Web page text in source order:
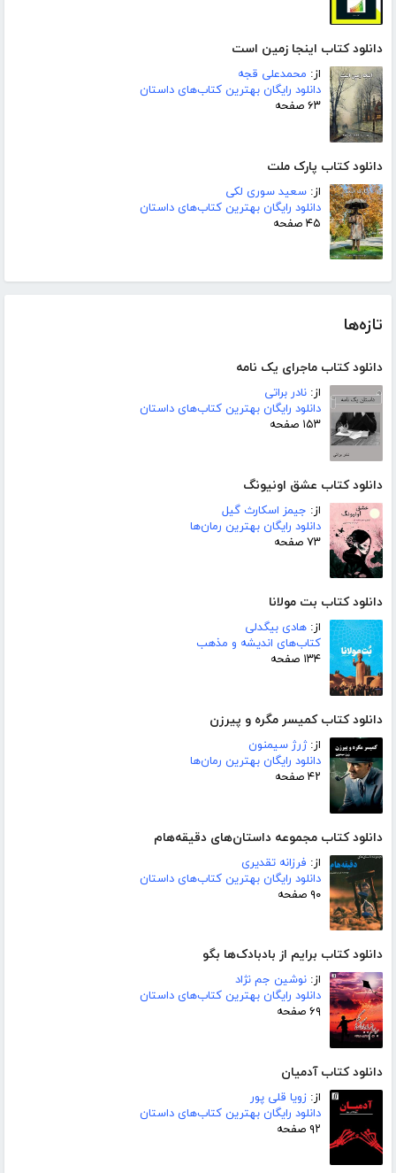
دانلود کتاب اینجا زمین است
از: محمدعلی قجه
دانلود رایگان بهترین کتاب‌های داستان
۶۳ صفحه
دانلود کتاب پارک ملت
از: سعید سوری لکی
دانلود رایگان بهترین کتاب‌های داستان
۴۵ صفحه
تازه‌ها
دانلود کتاب ماجرای یک نامه
از: نادر براتی
دانلود رایگان بهترین کتاب‌های داستان
۱۵۳ صفحه
دانلود کتاب عشق اونیونگ
از: جیمز اسکارث گیل
دانلود رایگان بهترین رمان‌ها
۷۳ صفحه
دانلود کتاب بت مولانا
از: هادی بیگدلی
کتاب‌های اندیشه و مذهب
۱۳۴ صفحه
دانلود کتاب کمیسر مگره و پیرزن
از:ژرژ سیمنون
دانلود رایگان بهترین رمان‌ها
۴۲ صفحه
دانلود کتاب مجموعه داستان‌های دقیقه‌هام
از: فرزانه تقدیری
دانلود رایگان بهترین کتاب‌های داستان
۹۰ صفحه
دانلود کتاب برایم از بادبادک‌ها بگو
از: نوشین جم نژاد
دانلود رایگان بهترین کتاب‌های داستان
۶۹ صفحه
دانلود کتاب آدمیان
از: زویا قلی پور
دانلود رایگان بهترین کتاب‌های داستان
۹۲ صفحه